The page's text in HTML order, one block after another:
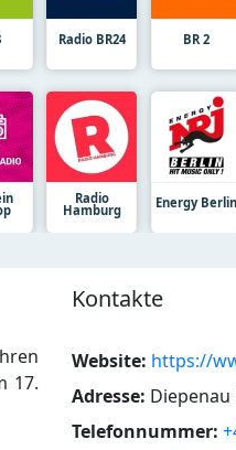
Radio BR24 BR 2
Radio
Hamburg Energy Berlin
17.
Kontakte
Website: https://
Adresse: Diepenau
Telefonnummer: